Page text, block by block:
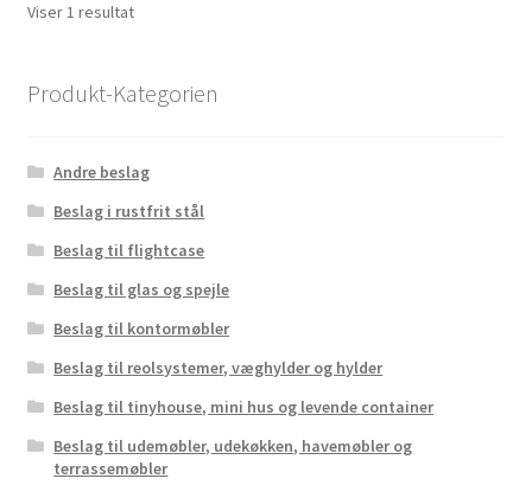
Viser 1 resultat
Produkt-Kategorien
Andre beslag
Beslag i rustfrit stål
Beslag til flightcase
Beslag til glas og spejle
Beslag til kontormøbler
Beslag til reolsystemer, væghylder og hylder
Beslag til tinyhouse, mini hus og levende container
Beslag til udemøbler, udekøkken, havemøbler og
terrassemøbler